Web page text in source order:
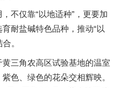
不仅靠“以地适种”，更要加
耐盐碱特色品种，推动“以
。
三角农高区试验基地的温室
色、绿色的花朵交相辉映。